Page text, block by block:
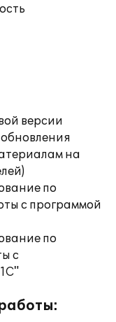
версии
на
по
с программой
по
с